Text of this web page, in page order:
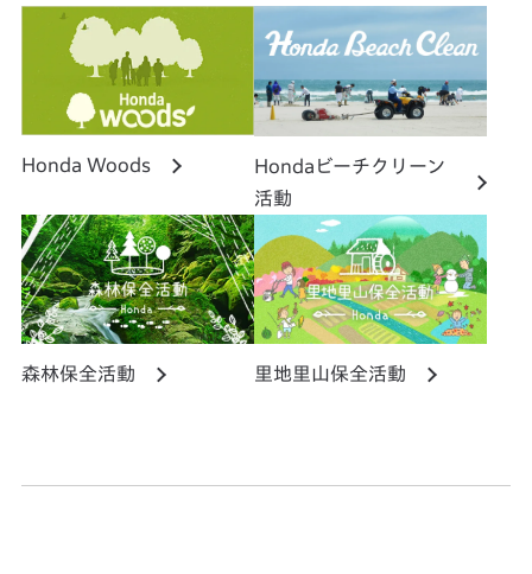
Honda Woods
Hondaビーチクリーン
活動
森林保全活動 里地里山保全活動